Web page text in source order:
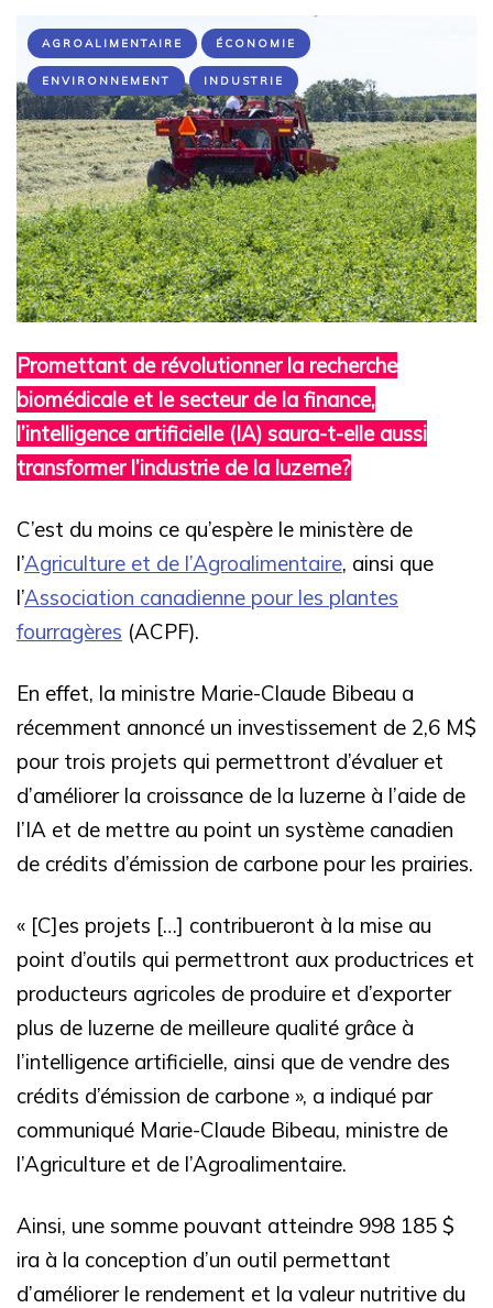
AGROALIMENTAIRE ÉCONOMIE
ENVIRONNEMENT INDUSTRIE
Promettant de révolutionner la recherche
biomédicale et le secteur de la finance,
l’intelligence artificielle (IA) saura-t-elle aussi
transformer l’industrie de la luzerne?
C’est du moins ce qu’espère le ministère de
l’Agriculture et de l’Agroalimentaire, ainsi que
l’Association canadienne pour les plantes
fourragères (ACPF).
En effet, la ministre Marie-Claude Bibeau a
récemment annoncé un investissement de 2,6 M$
pour trois projets qui permettront d’évaluer et
d’améliorer la croissance de la luzerne à l’aide de
l’IA et de mettre au point un système canadien
de crédits d’émission de carbone pour les prairies.
« [C]es projets […] contribueront à la mise au
point d’outils qui permettront aux productrices et
producteurs agricoles de produire et d’exporter
plus de luzerne de meilleure qualité grâce à
l’intelligence artificielle, ainsi que de vendre des
crédits d’émission de carbone », a indiqué par
communiqué Marie-Claude Bibeau, ministre de
l’Agriculture et de l’Agroalimentaire.
Ainsi, une somme pouvant atteindre 998 185 $
ira à la conception d’un outil permettant
d’améliorer le rendement et la valeur nutritive du